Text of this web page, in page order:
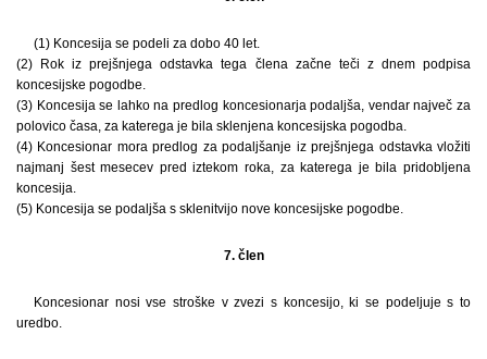
(1) Koncesija se podeli za dobo 40 let.
(2) Rok iz prejšnjega odstavka tega člena začne teči z dnem podpisa
koncesijske pogodbe.
(3) Koncesija se lahko na predlog koncesionarja podaljša, vendar največ za
polovico časa, za katerega je bila sklenjena koncesijska pogodba.
(4) Koncesionar mora predlog za podaljšanje iz prejšnjega odstavka vložiti
najmanj šest mesecev pred iztekom roka, za katerega je bila pridobljena
koncesija.
(5) Koncesija se podaljša s sklenitvijo nove koncesijske pogodbe.
7. člen
Koncesionar nosi vse stroške v zvezi s koncesijo, ki se podeljuje s to
uredbo.